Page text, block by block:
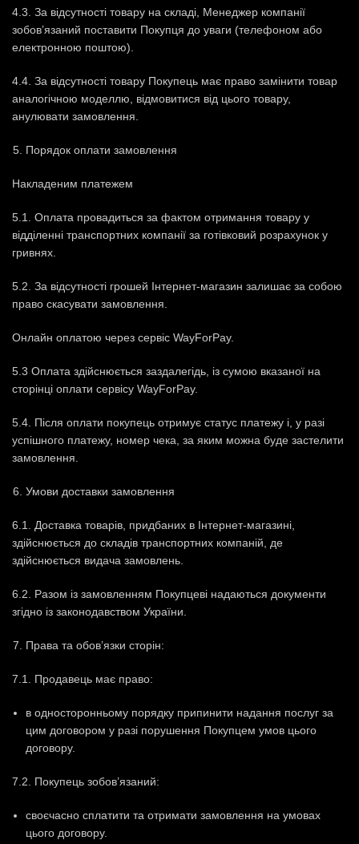
4.3. За відсутності товару на складі, Менеджер компанії
зобов’язаний поставити Покупця до уваги (телефоном або
електронною поштою).
4.4. За відсутності товару Покупець має право замінити товар
аналогічною моделлю, відмовитися від цього товару,
анулювати замовлення.
Порядок оплати замовлення
Накладеним платежем
5.1. Оплата провадиться за фактом отримання товару у
відділенні транспортних компанії за готівковий розрахунок у
гривнях.
5.2. За відсутності грошей Інтернет-магазин залишає за собою
право скасувати замовлення.
Онлайн оплатою через сервіс WayForPay.
5.3 Оплата здійснюється заздалегідь, із сумою вказаної на
сторінці оплати сервісу WayForPay.
5.4. Після оплати покупець отримує статус платежу і, у разі
успішного платежу, номер чека, за яким можна буде застелити
замовлення.
Умови доставки замовлення
6.1. Доставка товарів, придбаних в Інтернет-магазині,
здійснюється до складів транспортних компаній, де
здійснюється видача замовлень.
6.2. Разом із замовленням Покупцеві надаються документи
згідно із законодавством України.
Права та обов’язки сторін:
7.1. Продавець має право:
в односторонньому порядку припинити надання послуг за
цим договором у разі порушення Покупцем умов цього
договору.
7.2. Покупець зобов’язаний:
своєчасно сплатити та отримати замовлення на умовах
цього договору.